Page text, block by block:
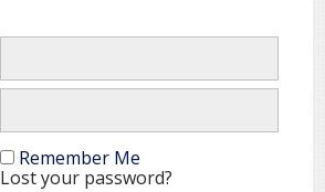
Remember Me
Lost your password?